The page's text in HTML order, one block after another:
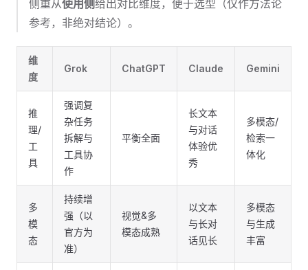
侧重从使用侧给出对比维度，便于选型（仅作方法论
参考，非绝对结论）。
维
度
Grok ChatGPT Claude Gemini
推
理/
工
具
强调复
杂任务
拆解与
工具协
作
平衡全面
长文本
与对话
体验优
秀
多模态/
检索一
体化
多
模
态
持续增
强（以
官方为
准）
视觉&多
模态成熟
以文本
与长对
话见长
多模态
与生成
丰富